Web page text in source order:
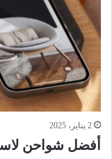
2 يناير، 2025
أفضل شواحن